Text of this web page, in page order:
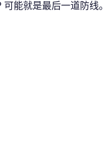
可能就是最后一道防线